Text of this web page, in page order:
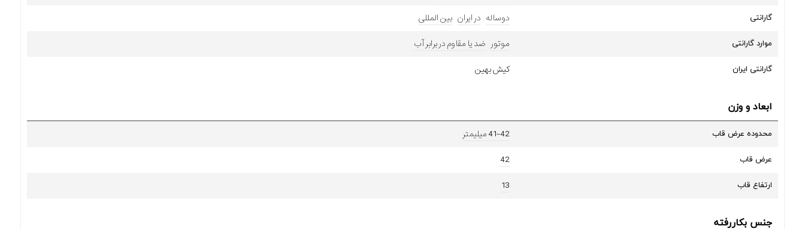
گارانتی دوساله در ایران بین المللی
موارد گارانتی موتور ضد یا مقاوم در برابر آب
گارانتی ایران کیش بهین
ابعاد و وزن
محدوده عرض قاب 41-42 میلیمتر
عرض قاب 42
ارتفاع قاب 13
جنس بکاررفته